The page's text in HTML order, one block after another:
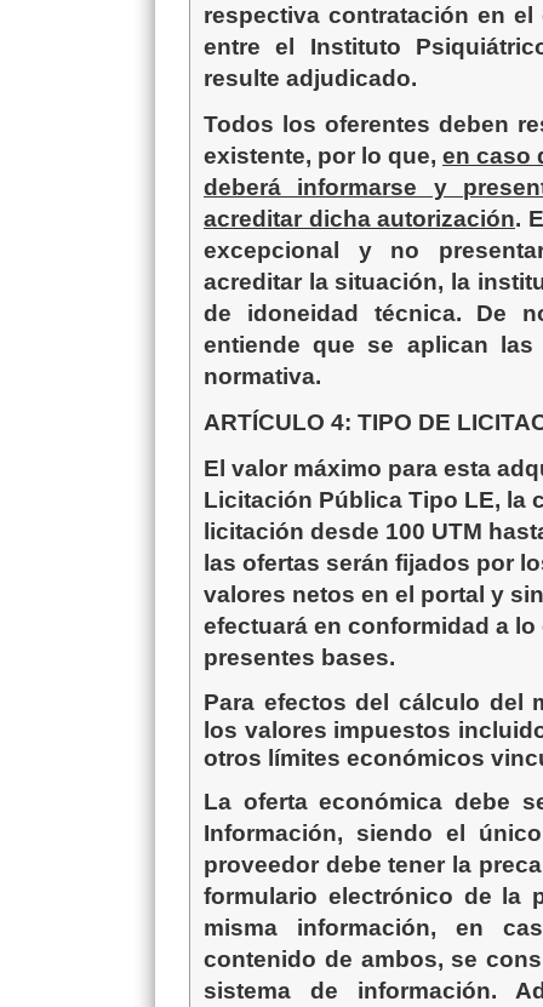
respectiva contratación en
entre el Instituto
resulte adjudicado.
Todos los oferentes deben
existente, por lo que, en caso
deberá informarse y
acreditar dicha autorización.
excepcional y no
acreditar la situación, la
de idoneidad técnica. De
entiende que se aplican
normativa.
ARTÍCULO 4: TIPO DE
El valor máximo para esta
Licitación Pública Tipo LE, la
licitación desde 100 UTM
las ofertas serán fijados por
valores netos en el portal y
efectuará en conformidad a
presentes bases.
Para efectos del cálculo del
los valores impuestos
otros límites económicos
La oferta económica debe
Información, siendo el
proveedor debe tener la
formulario electrónico de la
misma información, en
contenido de ambos,se
sistema de información.